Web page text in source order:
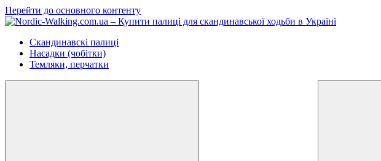
Перейти до основного контенту
Скандинавскі палиці
Насадки (чобітки)
Темляки, перчатки